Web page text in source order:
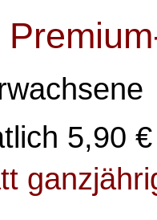
5,90 €